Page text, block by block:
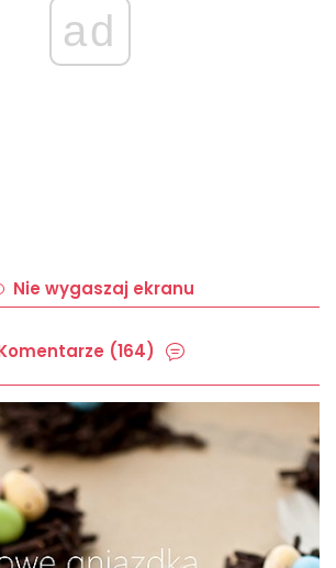
ad
Nie wygaszaj ekranu
(164)